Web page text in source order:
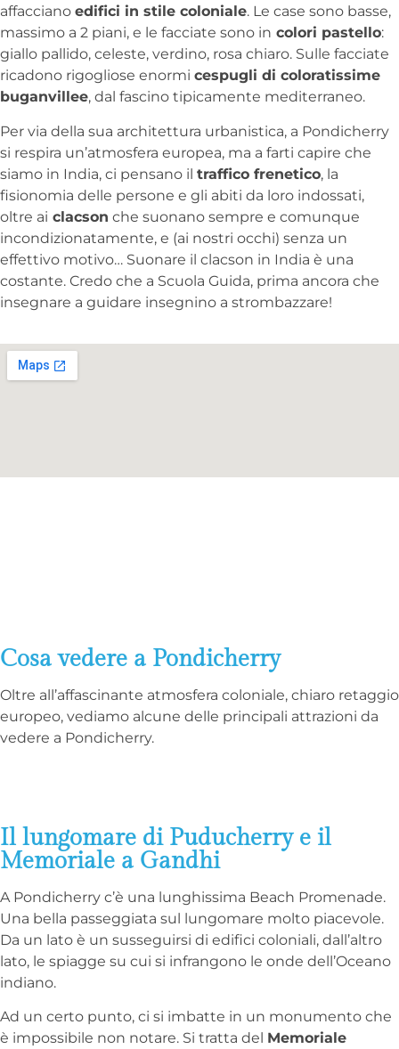
affacciano edifici in stile coloniale. Le case sono basse,
massimo a 2 piani, e le facciate sono in colori pastello:
giallo pallido, celeste, verdino, rosa chiaro. Sulle facciate
ricadono rigogliose enormi cespugli di coloratissime
buganvillee, dal fascino tipicamente mediterraneo.
Per via della sua architettura urbanistica, a Pondicherry
si respira un’atmosfera europea, ma a farti capire che
siamo in India, ci pensano il traffico frenetico, la
fisionomia delle persone e gli abiti da loro indossati,
oltre ai clacson che suonano sempre e comunque
incondizionatamente, e (ai nostri occhi) senza un
effettivo motivo… Suonare il clacson in India è una
costante. Credo che a Scuola Guida, prima ancora che
insegnare a guidare insegnino a strombazzare!
Cosa vedere a Pondicherry
Oltre all’affascinante atmosfera coloniale, chiaro retaggio
europeo, vediamo alcune delle principali attrazioni da
vedere a Pondicherry.
Il lungomare di Puducherry e il
Memoriale a Gandhi
A Pondicherry c’è una lunghissima Beach Promenade.
Una bella passeggiata sul lungomare molto piacevole.
Da un lato è un susseguirsi di edifici coloniali, dall’altro
lato, le spiagge su cui si infrangono le onde dell’Oceano
indiano.
Ad un certo punto, ci si imbatte in un monumento che
è impossibile non notare. Si tratta del Memoriale